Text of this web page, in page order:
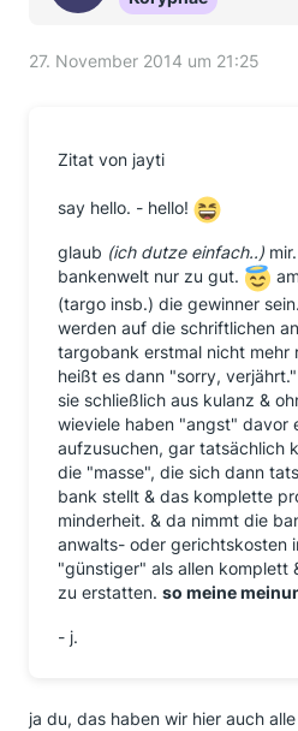
27. November 2014 um 21:25
Zitat von jayti
say hello. - hello!
glaub (ich dutze einfach..)
bankenwelt nur zu gut.
(targo insb.) die gewinner
werden auf die schriftlichen
targobank erstmal nicht mehr
heißt es dann "sorry,
sie schließlich aus kulanz &
wieviele haben "angst" davor
aufzusuchen, gar tatsächlich
die "masse", die sich dann
bank stellt & das komplette
minderheit. & da nimmt die
anwalts- oder gerichtskosten
"günstiger" als allen komplett
zu erstatten. so meine
- j.
ja du, das haben wir hier auch